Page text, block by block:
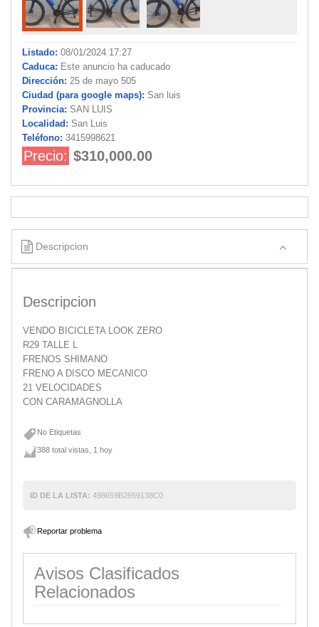
Listado: 08/01/2024 17:27
Caduca: Este anuncio ha caducado
Dirección: 25 de mayo 505
Ciudad (para google maps): San luis
Provincia: SAN LUIS
Localidad: San Luis
Teléfono: 3415998621
Precio: $310,000.00
Descripcion
Descripcion
VENDO BICICLETA LOOK ZERO
R29 TALLE L
FRENOS SHIMANO
FRENO A DISCO MECANICO
21 VELOCIDADES
CON CARAMAGNOLLA
No Etiquetas
388 total vistas, 1 hoy
ID DE LA LISTA: 498659B2659138C0
Reportar problema
Avisos Clasificados
Relacionados